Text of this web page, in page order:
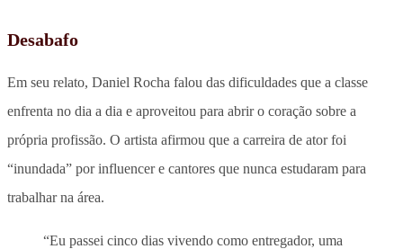
Desabafo
Em seu relato, Daniel Rocha falou das dificuldades que a classe
enfrenta no dia a dia e aproveitou para abrir o coração sobre a
própria profissão. O artista afirmou que a carreira de ator foi
“inundada” por influencer e cantores que nunca estudaram para
trabalhar na área.
“Eu passei cinco dias vivendo como entregador, uma